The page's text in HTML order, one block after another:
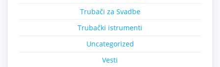
Trubači za Svadbe
Trubački istrumenti
Uncategorized
Vesti